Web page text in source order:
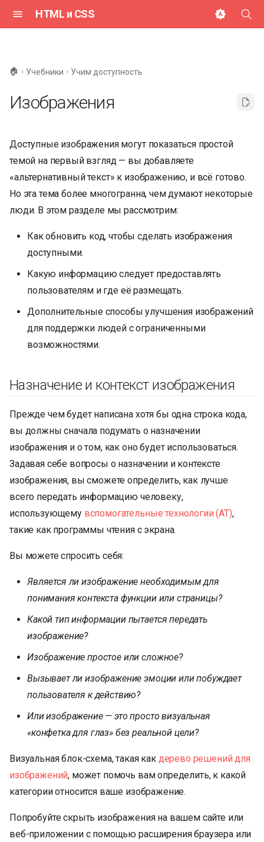
HTML и CSS
а
л
з
с
🏠 Учебники Учим доступность
Изображения
Доступные изображения могут показаться простой
темой на первый взгляд — вы добавляете
«альтернативный текст» к изображению, и всё готово.
Но эта тема более многогранна, чем думают некоторые
люди. В этом разделе мы рассмотрим:
Как обновить код, чтобы сделать изображения
доступными.
Какую информацию следует предоставлять
пользователям и где её размещать.
Дополнительные способы улучшения изображений
для поддержки людей с ограниченными
возможностями.
Назначение и контекст изображения
Прежде чем будет написана хотя бы одна строка кода,
вы должны сначала подумать о назначении
изображения и о том, как оно будет использоваться.
Задавая себе вопросы о назначении и контексте
изображения, вы сможете определить, как лучше
всего передать информацию человеку,
использующему вспомогательные технологии (AT),
такие как программы чтения с экрана.
Вы можете спросить себя:
Является ли изображение необходимым для
понимания контекста функции или страницы?
Какой тип информации пытается передать
изображение?
Изображение простое или сложное?
Вызывает ли изображение эмоции или побуждает
пользователя к действию?
Или изображение — это просто визуальная
«конфетка для глаз» без реальной цели?
Визуальная блок-схема, такая как дерево решений для
изображений, может помочь вам определить, к какой
категории относится ваше изображение.
Попробуйте скрыть изображения на вашем сайте или
веб-приложении с помощью расширения браузера или